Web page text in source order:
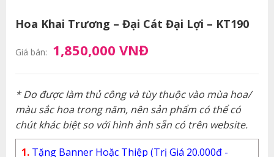
Hoa Khai Trương – Đại Cát Đại Lợi – KT190
Giá bán: 1,850,000 VNĐ
* Do được làm thủ công và tùy thuộc vào mùa hoa/
màu sắc hoa trong năm, nên sản phẩm có thể có
chút khác biệt so với hình ảnh sẵn có trên website.
1. Tặng Banner Hoặc Thiệp (Trị Giá 20.000đ -